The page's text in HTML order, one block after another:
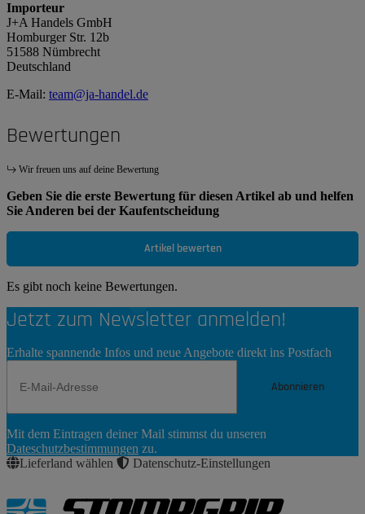
Importeur
J+A Handels GmbH
Homburger Str. 12b
51588 Nümbrecht
Deutschland
E-Mail: team@ja-handel.de
Bewertungen
Wir freuen uns auf deine Bewertung
Geben Sie die erste Bewertung für diesen Artikel ab und helfen
Sie Anderen bei der Kaufentscheidung
Artikel bewerten
Es gibt noch keine Bewertungen.
Jetzt zum Newsletter anmelden!
Erhalte spannende Infos und neue Angebote direkt ins Postfach
Abonnieren
Abonnieren
Mit dem Eintragen deiner Mail stimmst du unseren
Dateschutzbestimmungen zu.
Lieferland wählen
Datenschutz-Einstellungen